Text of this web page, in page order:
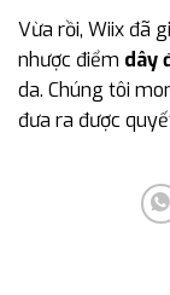
Vừa rồi, Wiix đã
nhược điểm dây
da. Chúng tôi
đưa ra được